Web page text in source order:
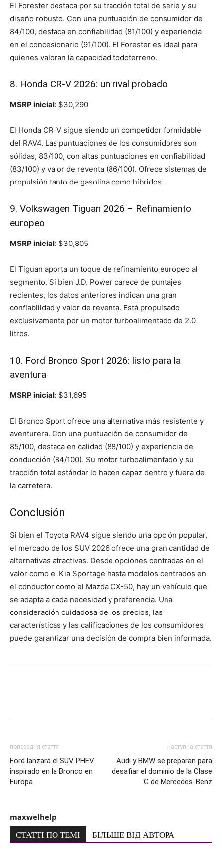
El Forester destaca por su tracción total de serie y su
diseño robusto. Con una puntuación de consumidor de
84/100, destaca en confiabilidad (81/100) y experiencia
en el concesionario (91/100). El Forester es ideal para
quienes valoran la capacidad todoterreno.
8. Honda CR-V 2026: un rival probado
MSRP inicial: $30,290
El Honda CR-V sigue siendo un competidor formidable
del RAV4. Las puntuaciones de los consumidores son
sólidas, 83/100, con altas puntuaciones en confiabilidad
(83/100) y valor de reventa (86/100). Ofrece sistemas de
propulsión tanto de gasolina como híbridos.
9. Volkswagen Tiguan 2026 – Refinamiento
europeo
MSRP inicial: $30,805
El Tiguan aporta un toque de refinamiento europeo al
segmento. Si bien J.D. Power carece de puntajes
recientes, los datos anteriores indican una gran
confiabilidad y valor de reventa. Está propulsado
exclusivamente por un motor turboalimentado de 2.0
litros.
10. Ford Bronco Sport 2026: listo para la
aventura
MSRP inicial: $31,695
El Bronco Sport ofrece una alternativa más resistente y
aventurera. Con una puntuación de consumidor de
85/100, destaca en calidad (88/100) y experiencia de
conducción (84/100). Su motor turboalimentado y su
tracción total estándar lo hacen capaz dentro y fuera de
la carretera.
Conclusión
Si bien el Toyota RAV4 sigue siendo una opción popular,
el mercado de los SUV 2026 ofrece una gran cantidad de
alternativas atractivas. Desde opciones centradas en el
valor como el Kia Sportage hasta modelos centrados en
el conductor como el Mazda CX-50, hay un vehículo que
se adapta a cada necesidad y preferencia. Una
consideración cuidadosa de los precios, las
características y las calificaciones de los consumidores
puede garantizar una decisión de compra bien informada.
попередня стаття
Ford lanzará el SUV PHEV
inspirado en la Bronco en
Europa
наступна стаття
Audi y BMW se preparan para
desafiar el dominio de la Clase
G de Mercedes-Benz
maxwelhelp
СТАТТІ ПО ТЕМІ БІЛЬШЕ ВІД АВТОРА